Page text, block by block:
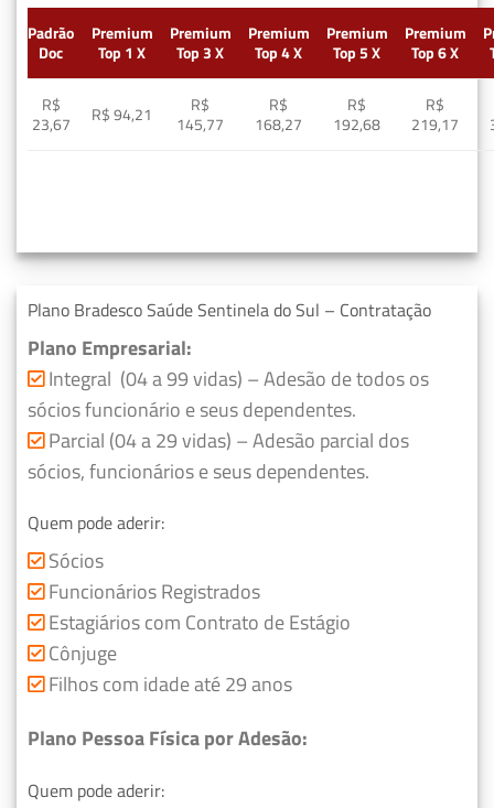
Padrão
Doc
Premium
Top 1 X
Premium
Top 3 X
Premium
Top 4 X
Premium
Top 5 X
Premium
Top 6 X
R$
23,67
R$ 94,21
R$
145,77
R$
168,27
R$
192,68
R$
219,17
Plano Bradesco Saúde Sentinela do Sul – Contratação
Plano Empresarial:
Integral (04 a 99 vidas) – Adesão de todos os
sócios funcionário e seus dependentes.
Parcial (04 a 29 vidas) – Adesão parcial dos
sócios, funcionários e seus dependentes.
Quem pode aderir:
Sócios
Funcionários Registrados
Estagiários com Contrato de Estágio
Cônjuge
Filhos com idade até 29 anos
Plano Pessoa Física por Adesão:
Quem pode aderir: